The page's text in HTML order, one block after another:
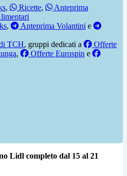
, Ricette,
Anteprima
, Anteprima Volantini e
TCH, gruppi dedicati a
Offerte
, Offerte Eurospin e
Lidl completo dal 15 al 21